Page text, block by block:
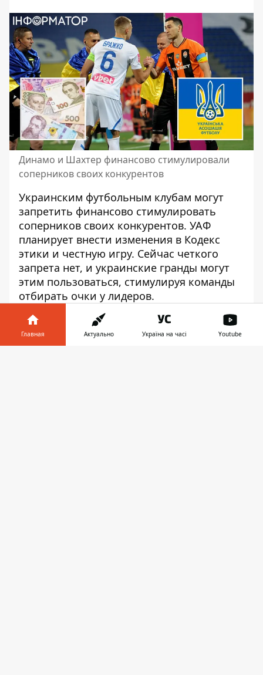
Динамо и Шахтер финансово стимулировали
соперников своих конкурентов
Украинским футбольным клубам могут
запретить финансово стимулировать
соперников своих конкурентов. УАФ
планирует внести изменения в Кодекс
этики и честную игру. Сейчас четкого
запрета нет, и украинские гранды могут
этим пользоваться, стимулируя команды
отбирать очки у лидеров.
Со следующего сезона УАФ планирует
официально запретить финансовую
стимуляцию
Главная Актуально Україна на часі Youtube